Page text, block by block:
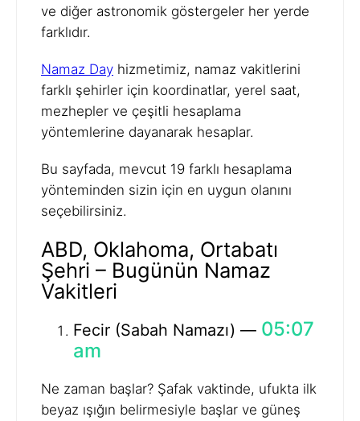
ve diğer astronomik göstergeler her yerde
farklıdır.
Namaz Day hizmetimiz, namaz vakitlerini
farklı şehirler için koordinatlar, yerel saat,
mezhepler ve çeşitli hesaplama
yöntemlerine dayanarak hesaplar.
Bu sayfada, mevcut 19 farklı hesaplama
yönteminden sizin için en uygun olanını
seçebilirsiniz.
ABD, Oklahoma, Ortabatı
Şehri – Bugünün Namaz
Vakitleri
Fecir (Sabah Namazı) — 05:07
am
Ne zaman başlar? Şafak vaktinde, ufukta ilk
beyaz ışığın belirmesiyle başlar ve güneş